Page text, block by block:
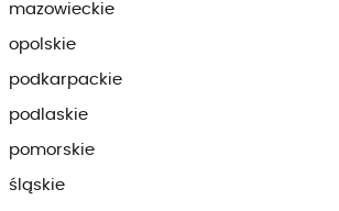
mazowieckie
opolskie
podkarpackie
podlaskie
pomorskie
śląskie